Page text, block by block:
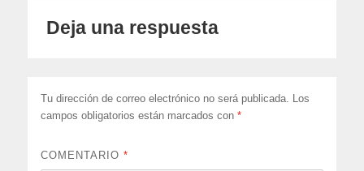
Deja una respuesta
Tu dirección de correo electrónico no será publicada. Los
campos obligatorios están marcados con*
COMENTARIO*